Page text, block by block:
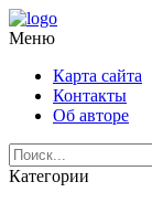
Меню
Карта сайта
Контакты
Об авторе
Категории